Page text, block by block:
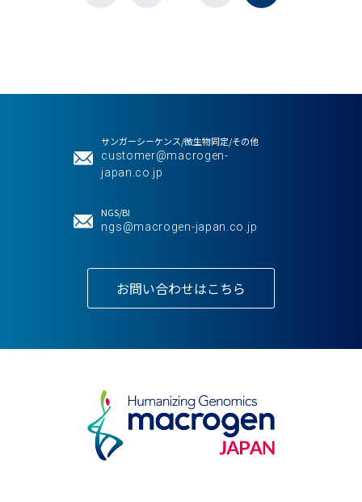
サンガーシーケンス/微生物同定/その他
customer@macrogen-
japan.co.jp
NGS/BI
ngs@macrogen-japan.co.jp
お問い合わせはこちら